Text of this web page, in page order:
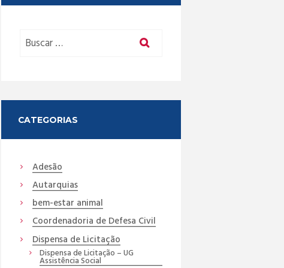
CATEGORIAS
Adesão
Autarquias
bem-estar animal
Coordenadoria de Defesa Civil
Dispensa de Licitação
Dispensa de Licitação – UG
Assistência Social